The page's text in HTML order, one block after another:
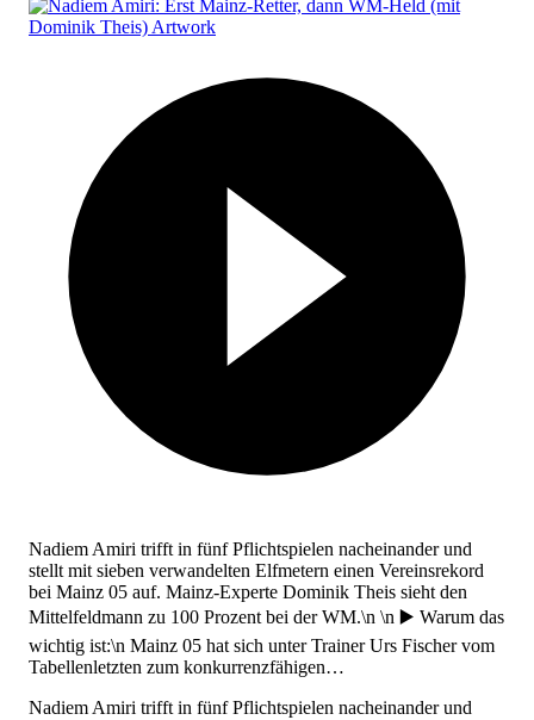
Nadiem Amiri trifft in fünf Pflichtspielen nacheinander und
stellt mit sieben verwandelten Elfmetern einen Vereinsrekord
bei Mainz 05 auf. Mainz-Experte Dominik Theis sieht den
Mittelfeldmann zu 100 Prozent bei der WM.\n \n ▶️ Warum das
wichtig ist:\n Mainz 05 hat sich unter Trainer Urs Fischer vom
Tabellenletzten zum konkurrenzfähigen…
Nadiem Amiri trifft in fünf Pflichtspielen nacheinander und